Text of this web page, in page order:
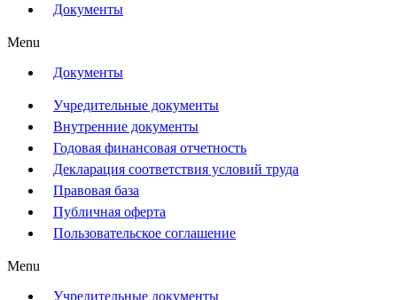
Документы
Menu
Документы
Учредительные документы
Внутренние документы
Годовая финансовая отчетность
Декларация соответствия условий труда
Правовая база
Публичная оферта
Пользовательское соглашение
Menu
Учредительные документы